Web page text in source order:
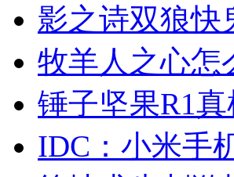
影之诗双狼快
牧羊人之心怎
锤子坚果R1
IDC：小米手